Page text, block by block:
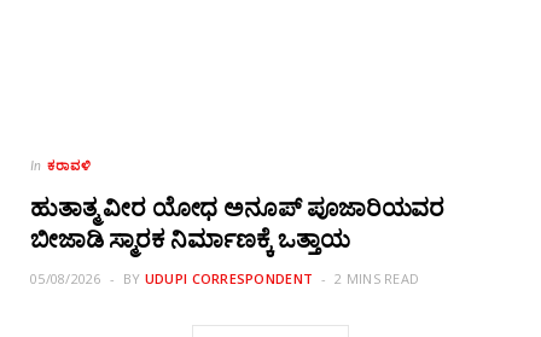
In ಕರಾವಳಿ
ಹುತಾತ್ಮ ವೀರ ಯೋಧ ಅನೂಪ್ ಪೂಜಾರಿಯವರ
ಬೀಜಾಡಿ ಸ್ಮಾರಕ ನಿರ್ಮಾಣಕ್ಕೆ ಒತ್ತಾಯ
05/08/2026 BY UDUPI CORRESPONDENT 2 MINS READ